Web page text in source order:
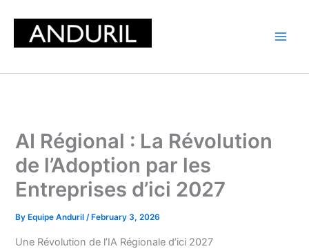
content
AI Régional : La Révolution
de l’Adoption par les
Entreprises d’ici 2027
By Equipe Anduril/ February 3, 2026
Une Révolution de l’IA Régionale d’ici 2027